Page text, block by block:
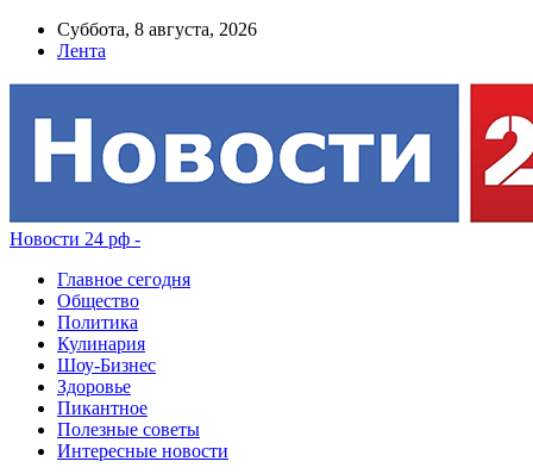
Суббота, 8 августа, 2026
Лента
Новости 24 рф -
Главное сегодня
Общество
Политика
Кулинария
Шоу-Бизнес
Здоровье
Пикантное
Полезные советы
Интересные новости